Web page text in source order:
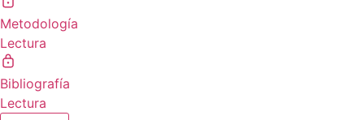
Metodología
Lectura
Bibliografía
Lectura